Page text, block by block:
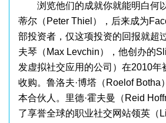
浏览他们的成就你就能明白何
蒂尔（Peter Thiel），后来成为
部投资者，仅这项投资的回报就超
夫琴（Max Levchin），他创办的
发虚拟社交应用的公司）在2010年
收购。鲁洛夫·博塔（Roelof Botha
本合伙人。里德·霍夫曼（Reid
了享誉全球的职业社交网站领英（